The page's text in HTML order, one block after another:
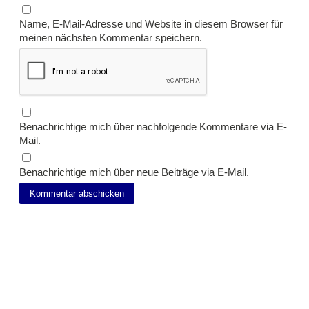
Name, E-Mail-Adresse und Website in diesem Browser für
meinen nächsten Kommentar speichern.
Benachrichtige mich über nachfolgende Kommentare via E-
Mail.
Benachrichtige mich über neue Beiträge via E-Mail.